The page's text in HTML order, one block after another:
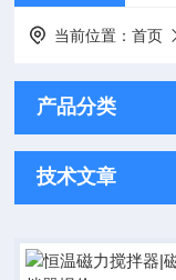
当前位置：首页
产品分类
技术文章